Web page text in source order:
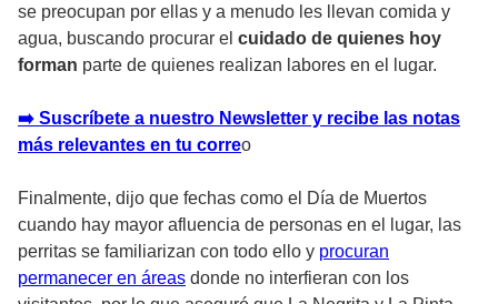
se preocupan por ellas y a menudo les llevan comida y
agua, buscando procurar el cuidado de quienes hoy
forman parte de quienes realizan labores en el lugar.
➡️ Suscríbete a nuestro Newsletter y recibe las notas
más relevantes en tu correo
Finalmente, dijo que fechas como el Día de Muertos
cuando hay mayor afluencia de personas en el lugar, las
perritas se familiarizan con todo ello y procuran
permanecer en áreas donde no interfieran con los